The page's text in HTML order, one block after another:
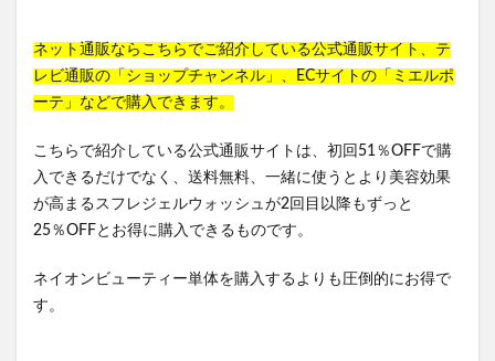
ネット通販ならこちらでご紹介している公式通販サイト、テ
レビ通販の「ショップチャンネル」、ECサイトの「ミエルポ
ーテ」などで購入できます。
こちらで紹介している公式通販サイトは、初回51％OFFで購
入できるだけでなく、送料無料、一緒に使うとより美容効果
が高まるスフレジェルウォッシュが2回目以降もずっと
25％OFFとお得に購入できるものです。
ネイオンビューティー単体を購入するよりも圧倒的にお得で
す。